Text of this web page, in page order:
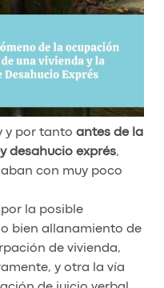
y por tanto antes de la
desahucio exprés,
con muy poco
la posible
bien allanamiento de
de vivienda,
y otra la vía